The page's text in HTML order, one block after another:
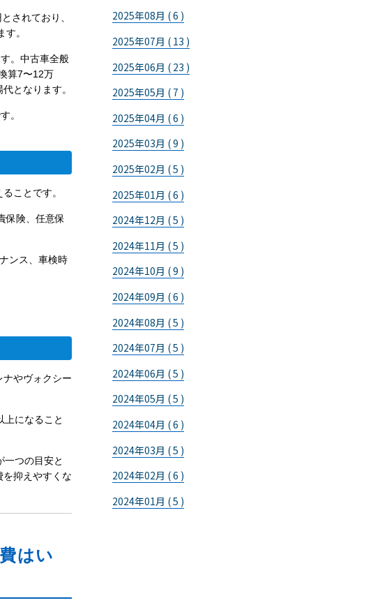
されており、
。
。中古車全般
算7〜12万
となります。
。
ことです。
保険、任意保
ンス、車検時
やヴォクシー
になること
つの目安と
抑えやすくな
はい
2025年08月 ( 6 )
2025年07月 ( 13 )
2025年06月 ( 23 )
2025年05月 ( 7 )
2025年04月 ( 6 )
2025年03月 ( 9 )
2025年02月 ( 5 )
2025年01月 ( 6 )
2024年12月 ( 5 )
2024年11月 ( 5 )
2024年10月 ( 9 )
2024年09月 ( 6 )
2024年08月 ( 5 )
2024年07月 ( 5 )
2024年06月 ( 5 )
2024年05月 ( 5 )
2024年04月 ( 6 )
2024年03月 ( 5 )
2024年02月 ( 6 )
2024年01月 ( 5 )